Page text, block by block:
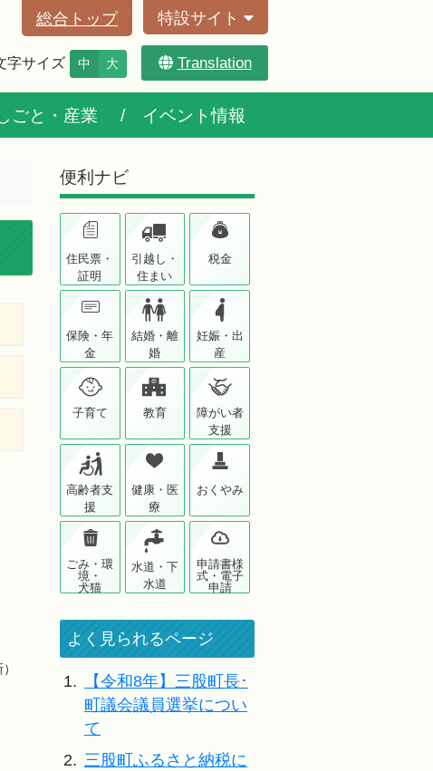
総合トップ 特設サイト
字サイズ 中 大 Translation
ごと・産業 イベント情報
便利ナビ
住民票・
証明
引越し・
住まい
税金
保険・年
金
結婚・離
婚
妊娠・出
産
子育て 教育
障がい者
支援
高齢者支
援
健康・医
療
おくやみ
ごみ・環
境・
犬猫
水道・下
水道
申請書様
式・電子
申請
よく見られるページ
1.
【令和8年】三股町長･
町議会議員選挙につい
て
2. 三股町ふるさと納税に